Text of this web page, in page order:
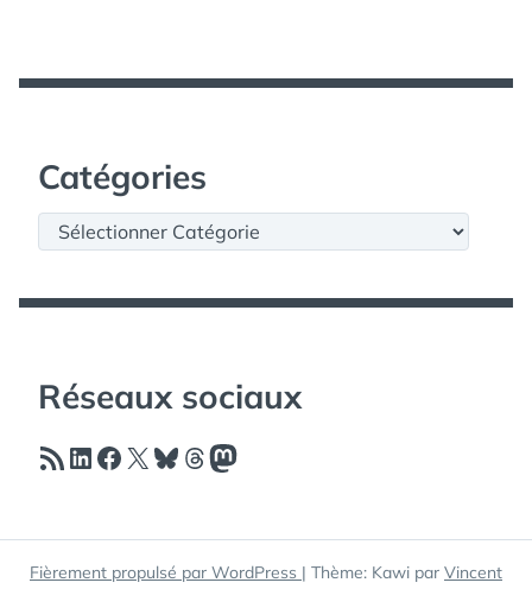
Catégories
Catégories
Réseaux sociaux
Flux RSSLinkedIn
Facebook
X Bluesky
Threads
Mastodon
Fièrement propulsé par WordPress | Thème: Kawi par Vincent